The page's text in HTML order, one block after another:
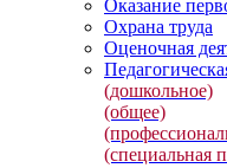
Оказание
Охрана труда
Оценочная
(дошкольное)
(общее)
(специальная